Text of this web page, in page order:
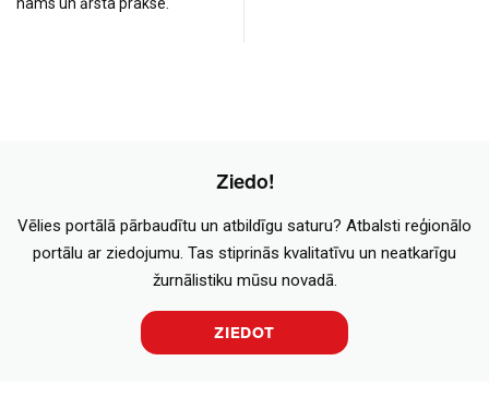
nams un ārsta prakse.
Ziedo!
Vēlies portālā pārbaudītu un atbildīgu saturu? Atbalsti reģionālo
portālu ar ziedojumu. Tas stiprinās kvalitatīvu un neatkarīgu
žurnālistiku mūsu novadā.
ZIEDOT